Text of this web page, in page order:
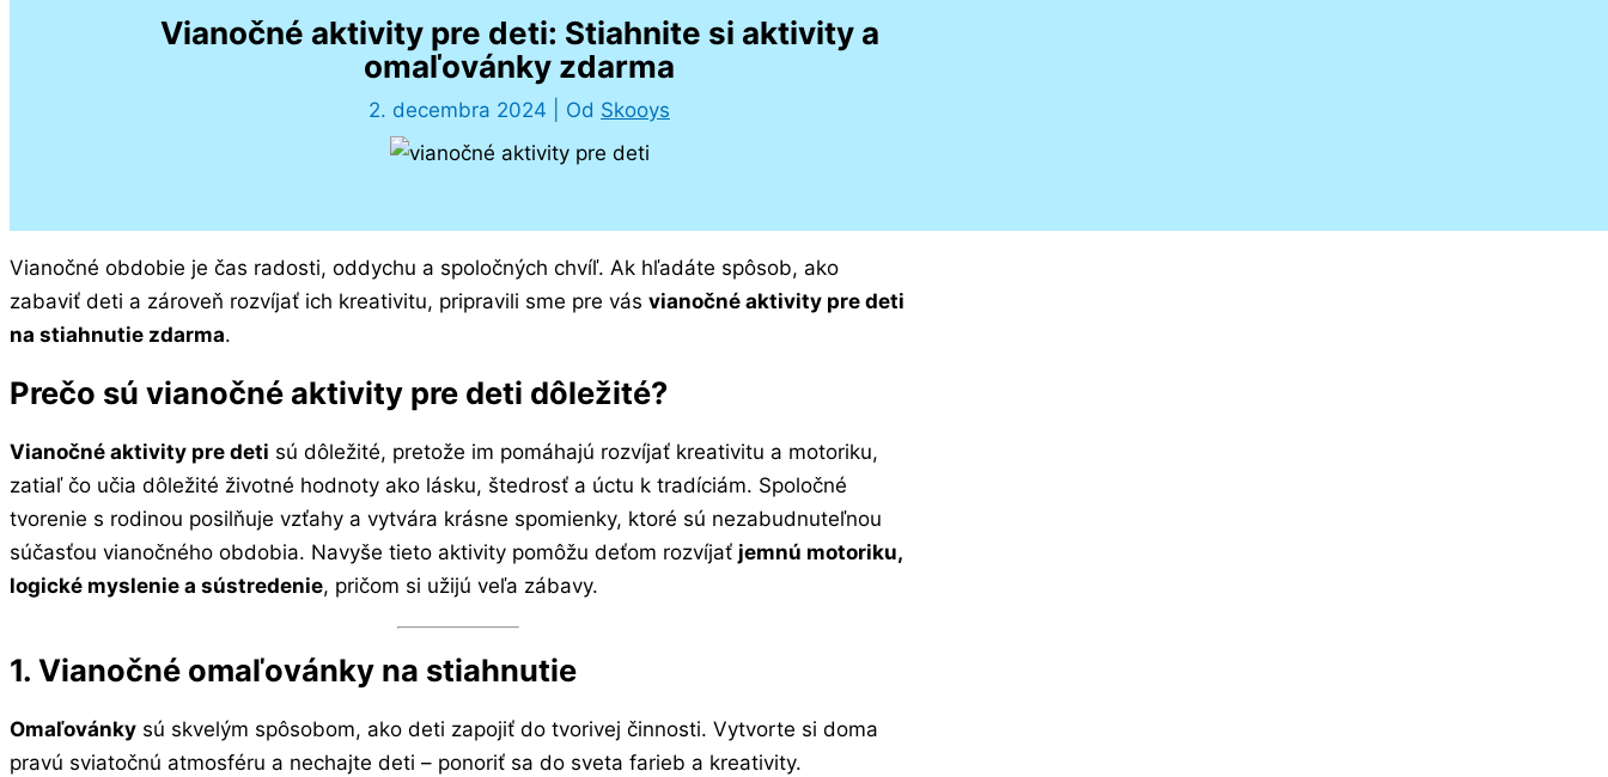
Vianočné aktivity pre deti: Stiahnite si aktivity a
omaľovánky zdarma
2. decembra 2024 | Od Skooys
Vianočné obdobie je čas radosti, oddychu a spoločných chvíľ. Ak hľadáte spôsob, ako
zabaviť deti a zároveň rozvíjať ich kreativitu, pripravili sme pre vás vianočné aktivity pre deti
na stiahnutie zdarma.
Prečo sú vianočné aktivity pre deti dôležité?
Vianočné aktivity pre deti sú dôležité, pretože im pomáhajú rozvíjať kreativitu a motoriku,
zatiaľ čo učia dôležité životné hodnoty ako lásku, štedrosť a úctu k tradíciám. Spoločné
tvorenie s rodinou posilňuje vzťahy a vytvára krásne spomienky, ktoré sú nezabudnuteľnou
súčasťou vianočného obdobia. Navyše tieto aktivity pomôžu deťom rozvíjať jemnú motoriku,
logické myslenie a sústredenie, pričom si užijú veľa zábavy.
1. Vianočné omaľovánky na stiahnutie
Omaľovánky sú skvelým spôsobom, ako deti zapojiť do tvorivej činnosti. Vytvorte si doma
pravú sviatočnú atmosféru a nechajte deti – ponoriť sa do sveta farieb a kreativity.